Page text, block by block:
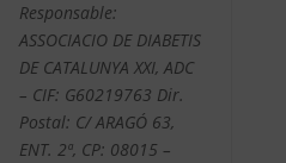
Responsable:
ASSOCIACIO DE DIABETIS
DE CATALUNYA XXI, ADC
– CIF: G60219763 Dir.
Postal: C/ ARAGÓ 63,
ENT. 2ª, CP: 08015 –